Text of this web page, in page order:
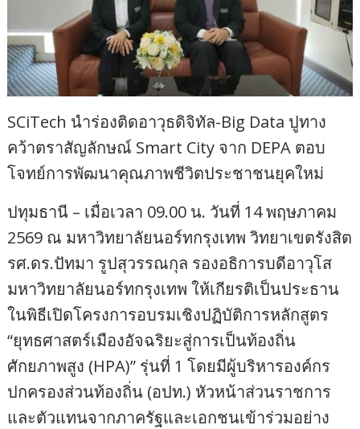
SCiTech นำร่องติดอาวุธดิจิทัล-Big Data ปูทาง
คว้าตราสัญลักษณ์ Smart City จาก DEPA ตอบ
โจทย์การพัฒนาคุณภาพชีวิตประชาชนยุคใหม่
ปทุมธานี – เมื่อเวลา 09.00 น. วันที่ 14 พฤษภาคม
2569 ณ มหาวิทยาลัยนอร์ทกรุงเทพ วิทยาเขตรังสิต
รศ.ดร.ปัทมา รูปสุวรรณกุล รองอธิการบดีอาวุโส
มหาวิทยาลัยนอร์ทกรุงเทพ ให้เกียรติเป็นประธาน
ในพิธีเปิดโครงการอบรมเชิงปฏิบัติการหลักสูตร
“ยุทธศาสตร์เมืองอัจฉริยะสู่การเป็นท้องถิ่น
ศักยภาพสูง (HPA)” รุ่นที่ 1 โดยมีผู้บริหารองค์กร
ปกครองส่วนท้องถิ่น (อปท.) หัวหน้าส่วนราชการ
และตัวแทนจากภาครัฐและเอกชนเข้าร่วมอย่าง